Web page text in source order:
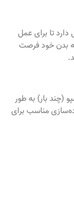
تا برای عمل
بدن خود فرصت
(چند بار) به طور
مناسب برای